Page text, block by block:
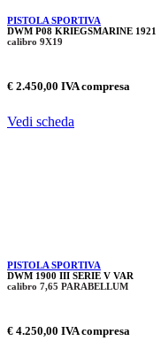
PISTOLA SPORTIVA
DWM P08 KRIEGSMARINE 1921
calibro 9X19
€ 2.450,00 IVA compresa
Vedi scheda
PISTOLA SPORTIVA
DWM 1900 III SERIE V VAR
calibro 7,65 PARABELLUM
€ 4.250,00 IVA compresa